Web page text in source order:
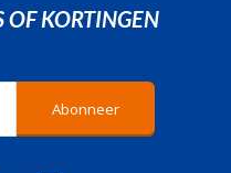
OF KORTINGEN
Abonneer